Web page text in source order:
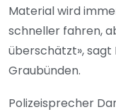
Material wird
schneller fahren,
überschätzt», sagt
Graubünden.
Polizeisprecher